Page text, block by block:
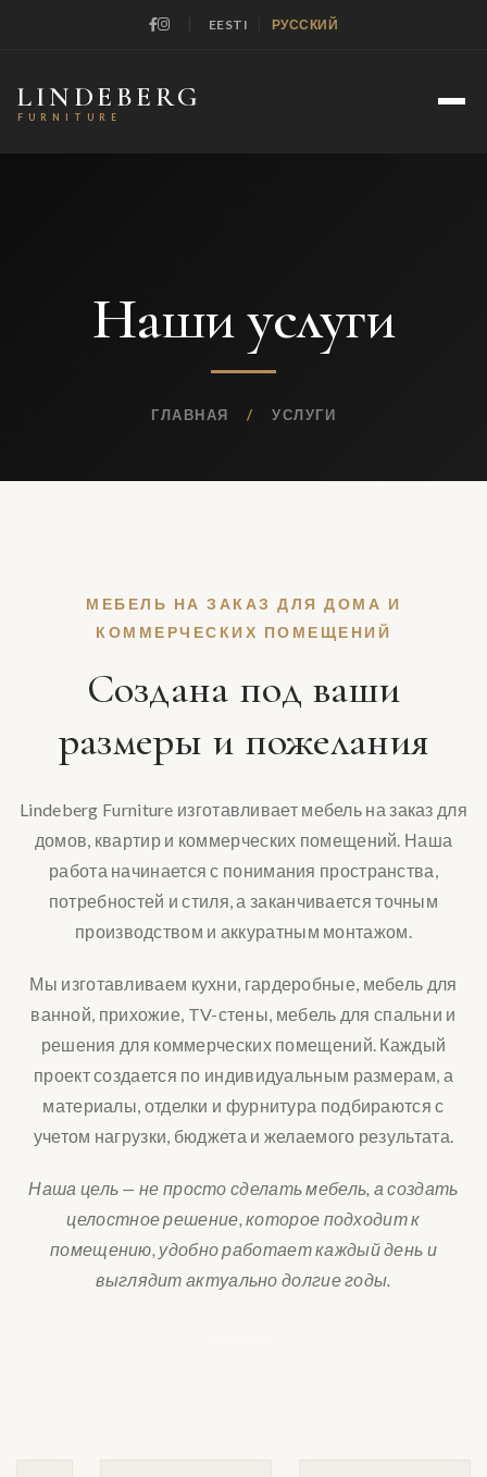
EESTI РУССКИЙ
LINDEBERG
FURNITURE
Наши услуги
ГЛАВНАЯ / УСЛУГИ
МЕБЕЛЬ НА ЗАКАЗ ДЛЯ ДОМА И
КОММЕРЧЕСКИХ ПОМЕЩЕНИЙ
Создана под ваши
размеры и пожелания
Lindeberg Furniture изготавливает мебель на заказ для
домов, квартир и коммерческих помещений. Наша
работа начинается с понимания пространства,
потребностей и стиля, а заканчивается точным
производством и аккуратным монтажом.
Мы изготавливаем кухни, гардеробные, мебель для
ванной, прихожие, TV-стены, мебель для спальни и
решения для коммерческих помещений. Каждый
проект создается по индивидуальным размерам, а
материалы, отделки и фурнитура подбираются с
учетом нагрузки, бюджета и желаемого результата.
Наша цель — не просто сделать мебель, а создать
целостное решение, которое подходит к
помещению, удобно работает каждый день и
выглядит актуально долгие годы.